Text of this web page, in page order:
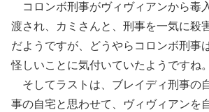
コロンボ刑事がヴィヴィアンから毒
渡され、カミさんと、刑事を一気に殺
だようですが、どうやらコロンボ刑事
怪しいことに気付いていたようですね。
そしてラストは、ブレイディ刑事の
事の自宅と思わせて、ヴィヴィアンを